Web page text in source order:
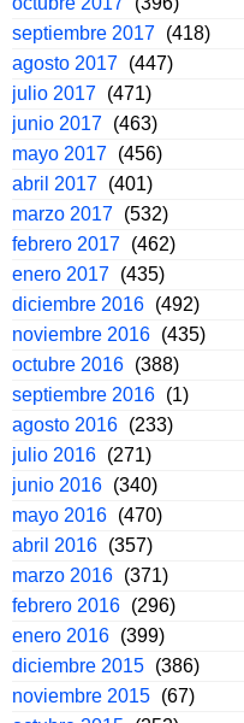
septiembre 2017 (418)
agosto 2017 (447)
julio 2017 (471)
junio 2017 (463)
mayo 2017 (456)
abril 2017 (401)
marzo 2017 (532)
febrero 2017 (462)
enero 2017 (435)
diciembre 2016 (492)
noviembre 2016 (435)
octubre 2016 (388)
septiembre 2016 (1)
agosto 2016 (233)
julio 2016 (271)
junio 2016 (340)
mayo 2016 (470)
abril 2016 (357)
marzo 2016 (371)
febrero 2016 (296)
enero 2016 (399)
diciembre 2015 (386)
noviembre 2015 (67)